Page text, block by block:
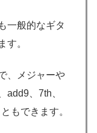
一般的なギタ
す。
、メジャーや
add9、7th、
もできます。